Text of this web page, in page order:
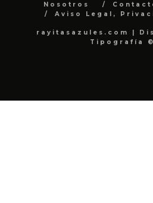
Nosotros
Aviso Legal,
rayitasazules.com |
Tipografía